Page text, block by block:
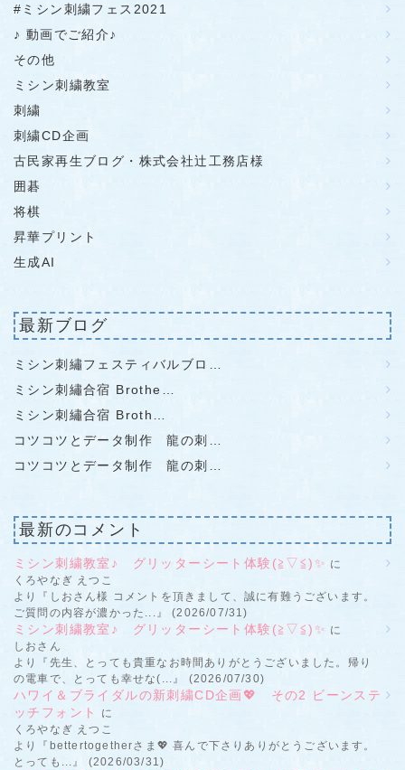
#ミシン刺繍フェス2021
♪ 動画でご紹介♪
その他
ミシン刺繍教室
刺繍
刺繍CD企画
古民家再生ブログ・株式会社辻工務店様
囲碁
将棋
昇華プリント
生成AI
最新ブログ
ミシン刺繡フェスティバルブロ…
ミシン刺繡合宿 Brothe…
ミシン刺繡合宿 Broth…
コツコツとデータ制作 龍の刺…
コツコツとデータ制作 龍の刺…
最新のコメント
ミシン刺繍教室♪ グリッターシート体験(≧▽≦)✨ に
くろやなぎ えつこ
より『しおさん様 コメントを頂きまして、誠に有難うございます。
ご質問の内容が濃かった...』 (2026/07/31)
ミシン刺繍教室♪ グリッターシート体験(≧▽≦)✨ に
しおさん
より『先生、とっても貴重なお時間ありがとうございました。帰り
の電車で、とっても幸せな(...』 (2026/07/30)
ハワイ＆ブライダルの新刺繍CD企画💖 その2 ビーンステ
ッチフォント
に
くろやなぎ えつこ
より『bettertogetherさま💖 喜んで下さりありがとうございます。
とっても...』 (2026/03/31)